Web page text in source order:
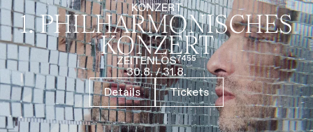
KONZERT
1. PHILHARMO­NISCHES
KONZERT
ZEITENLOS⁷⁴⁵⁵
30.8. / 31.8.
Details
Tickets